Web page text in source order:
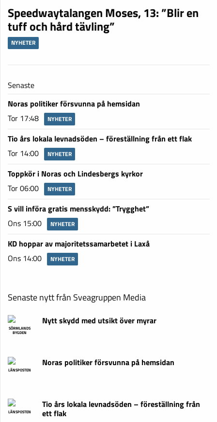
Speedwaytalangen Moses, 13: ”Blir en
tuff och hård tävling”
NYHETER
Senaste
Noras politiker försvunna på hemsidan
Tor 17:48
NYHETER
Tio års lokala levnadsöden – föreställning från ett flak
Tor 14:00
NYHETER
Toppkör i Noras och Lindesbergs kyrkor
Tor 06:00
NYHETER
S vill införa gratis mensskydd: ”Trygghet”
Ons 15:00
NYHETER
KD hoppar av majoritetssamarbetet i Laxå
Ons 14:00
NYHETER
Senaste nytt från Sveagruppen Media
SÖRMLANDS
BYGDEN
Nytt skydd med utsikt över myrar
LÄNSPOSTEN
Noras politiker försvunna på hemsidan
LÄNSPOSTEN
Tio års lokala levnadsöden – föreställning från
ett flak